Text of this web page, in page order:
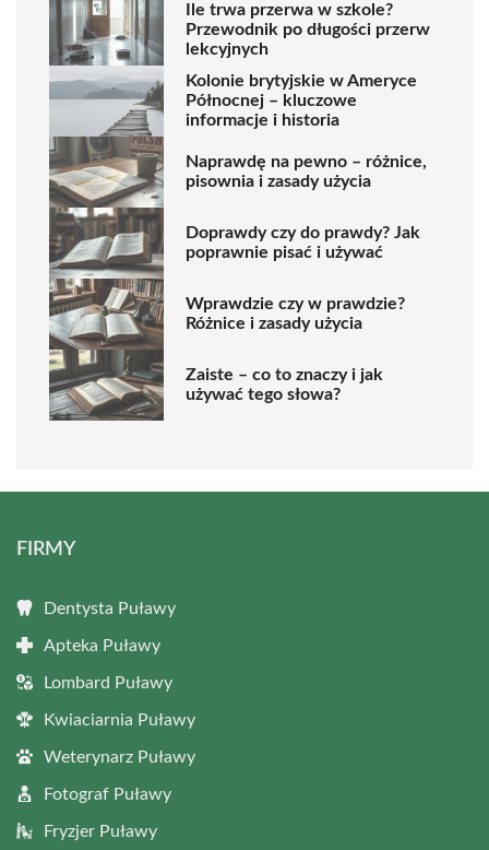
Ile trwa przerwa w szkole?
Przewodnik po długości przerw
lekcyjnych
Kolonie brytyjskie w Ameryce
Północnej – kluczowe
informacje i historia
Naprawdę na pewno – różnice,
pisownia i zasady użycia
Doprawdy czy do prawdy? Jak
poprawnie pisać i używać
Wprawdzie czy w prawdzie?
Różnice i zasady użycia
Zaiste – co to znaczy i jak
używać tego słowa?
FIRMY
Dentysta Puławy
Apteka Puławy
Lombard Puławy
Kwiaciarnia Puławy
Weterynarz Puławy
Fotograf Puławy
Fryzjer Puławy